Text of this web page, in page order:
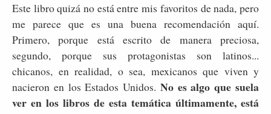
Este libro quizá no está entre mis favoritos de nada, pero
me parece que es una buena recomendación aquí.
Primero, porque está escrito de manera preciosa,
segundo, porque sus protagonistas son latinos...
chicanos, en realidad, o sea, mexicanos que viven y
nacieron en los Estados Unidos. No es algo que suela
ver en los libros de esta temática últimamente, está